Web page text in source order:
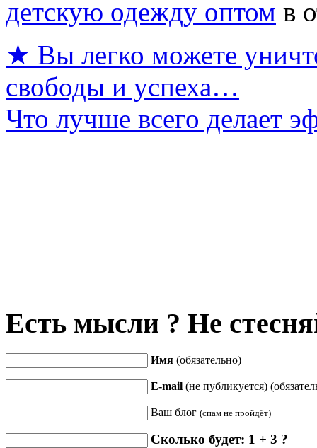
детскую одежду оптом в
★ Вы легко можете
свободы и успеха…
Что лучше всего делает
Есть мысли ? Не
Имя (обязательно)
E-mail (не публикуется)
Ваш блог (спам не пройдёт)
Сколько будет: 1 + 3 ?